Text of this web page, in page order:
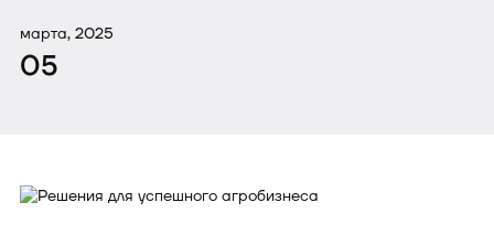
марта, 2025
05